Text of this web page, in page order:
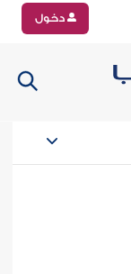
دخول